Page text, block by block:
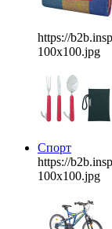
https://
100x100.jpg
Спорт
https://
100x100.jpg